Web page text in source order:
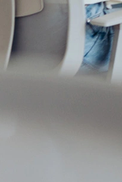
Soluções de Pagamentos
512, 3º, 4º e 16º (parte)